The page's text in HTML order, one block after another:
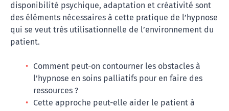
disponibilité psychique, adaptation et créativité sont
des éléments nécessaires à cette pratique de l’hypnose
qui se veut très utilisationnelle de l’environnement du
patient.
Comment peut-on contourner les obstacles à
l’hypnose en soins palliatifs pour en faire des
ressources ?
Cette approche peut-elle aider le patient à